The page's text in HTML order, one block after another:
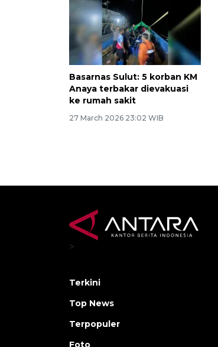
Basarnas Sulut: 5 korban KM
Anaya terbakar dievakuasi
ke rumah sakit
27 March 2026 23:02 WIB
>
Terkini
Top News
Terpopuler
Foto